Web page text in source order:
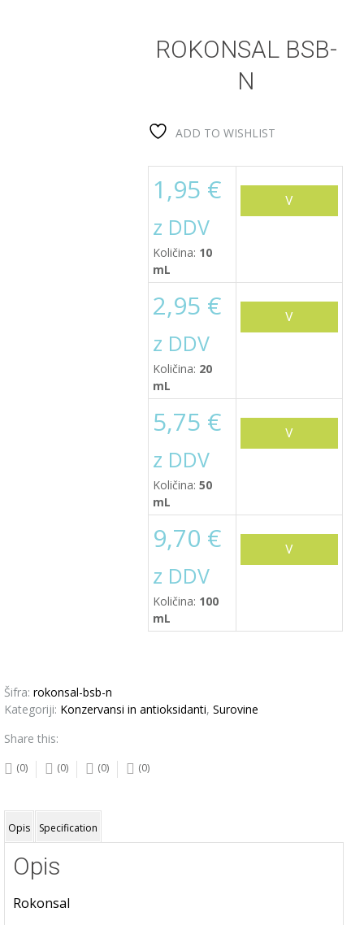
ROKONSAL BSB-
N
ADD TO WISHLIST
1,95 €
z DDV
Količina: 10
mL
V
2,95 €
z DDV
Količina: 20
mL
V
5,75 €
z DDV
Količina:50
mL
V
9,70 €
z DDV
Količina: 100
mL
V
Šifra: rokonsal-bsb-n
Kategoriji: Konzervansi in antioksidanti, Surovine
Share this:
(0) (0) (0) (0)
Opis Specification
Opis
Rokonsal